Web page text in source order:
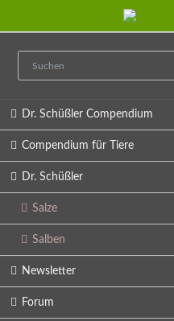
Dr. Schüßler Compendium
Compendium für Tiere
Dr. Schüßler
Salze
Salben
Newsletter
Forum